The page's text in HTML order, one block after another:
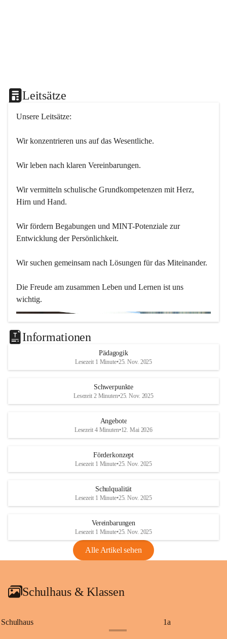
Leitsätze
Unsere Leitsätze:
Wir konzentrieren uns auf das Wesentliche.
Wir leben nach klaren Vereinbarungen.
Wir vermitteln schulische Grundkompetenzen mit Herz,
Hirn und Hand.
Wir fördern Begabungen und MINT-Potenziale zur
Entwicklung der Persönlichkeit.
Wir suchen gemeinsam nach Lösungen für das Miteinander.
Die Freude am zusammen Leben und Lernen ist uns
wichtig.
Informationen
Pädagogik
Lesezeit 1 Minute•25. Nov. 2025
Schwerpunkte
Lesezeit 2 Minuten•25. Nov. 2025
Angebote
Lesezeit 4 Minuten•12. Mai 2026
Förderkonzept
Lesezeit 1 Minute•25. Nov. 2025
Schulqualität
Lesezeit 1 Minute•25. Nov. 2025
Vereinbarungen
Lesezeit 1 Minute•25. Nov. 2025
Alle Artikel sehen
Schulhaus & Klassen
Schulhaus 1a